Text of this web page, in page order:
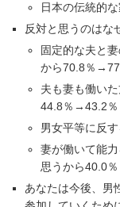
日本の伝統的
反対と思うのはな
固定的な夫と
から70.8％
夫も妻も働い
44.8％→43.2％
男女平等に反
妻が働いて能
思うから40.0
あなたは今後、男